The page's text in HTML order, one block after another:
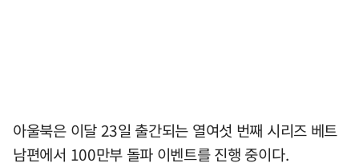
아울북은 이달 23일 출간되는 열여섯 번째 시리즈 베트
남편에서 100만부 돌파 이벤트를 진행 중이다.